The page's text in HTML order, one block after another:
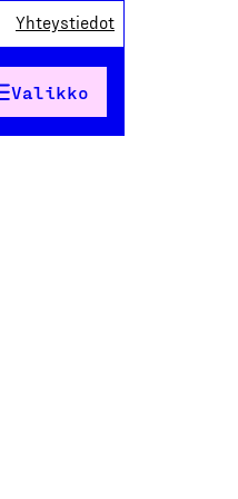
Yhteystiedot
Valikko